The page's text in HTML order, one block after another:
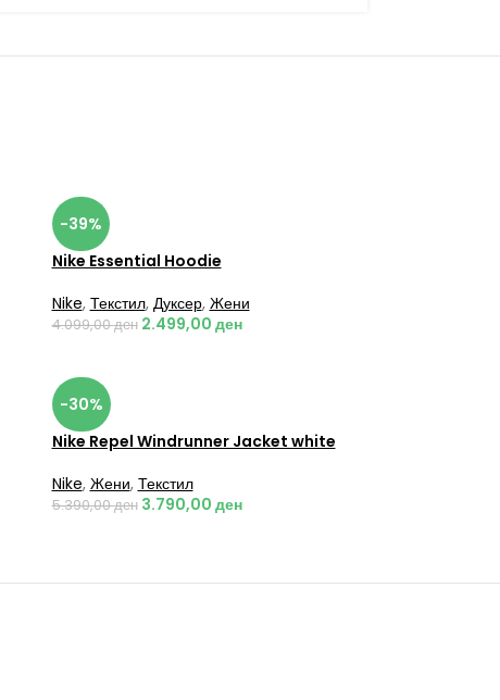
-39%
Nike Essential Hoodie
Nike, Текстил, Дуксер, Жени
4.099,00ден 2.499,00 ден
-30%
Nike Repel Windrunner Jacket white
Nike, Жени, Текстил
5.390,00ден 3.790,00 ден